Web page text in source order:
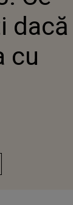
dacă
cu